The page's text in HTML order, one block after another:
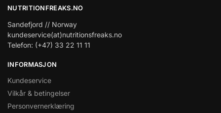
NUTRITIONFREAKS.NO
Sandefjord // Norway
kundeservice(at)nutritionsfreaks.no
Telefon: (+47) 33 22 11 11
INFORMASJON
Kundeservice
Vilkår & betingelser
Personvernerklæring